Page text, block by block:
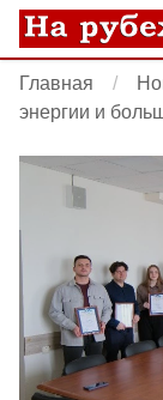
Главная
энергии и